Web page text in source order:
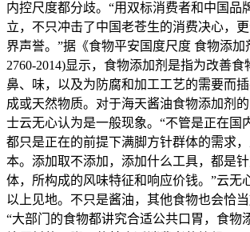
内控尺度都分歧。“用双标消费者和中国品
立，不只冲击了中国老苍生的消费决心，
界声誉。”据《食物平安国度尺度 食物添加
2760-2014)显示，食物添加剂是指为改善
鼻、味，以及为防腐和加工工艺的需要而
成或天然物质。对于海天酱油食物添加剂
士云无心认为是一般现象。“不管是正在国
都只是正在的前提下满脚方针群体的需求
本。添加取不添加，添加什么工具，都是
体，所构成的风味特征和响应价钱。”云无
以上见地。不只是酱油，其他食物也会恰当
“大部门的食物都讲究合适公共口胃，食物